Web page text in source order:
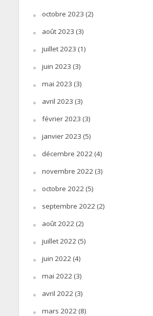
octobre 2023 (2)
août 2023 (3)
juillet 2023 (1)
juin 2023 (3)
mai 2023 (3)
avril 2023 (3)
février 2023 (3)
janvier 2023 (5)
décembre 2022(4)
novembre 2022(3)
octobre 2022(5)
septembre 2022(2)
août 2022(2)
juillet 2022(5)
juin 2022(4)
mai 2022(3)
avril 2022(3)
mars 2022(8)